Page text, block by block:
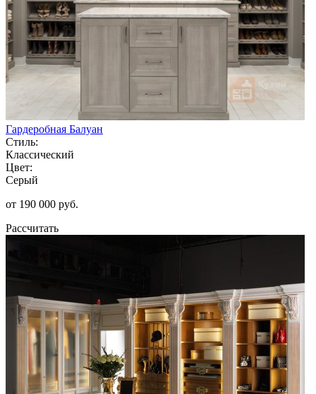
Гардеробная Балуан
Стиль:
Классический
Цвет:
Серый
от 190 000 руб.
Рассчитать